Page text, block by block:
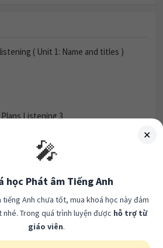
( Unit 1: Name and titles )
Listening 3
a skill that you would like to learn.
Hobbies and Pastime : Unit 2.
DÙNG SINCE, FOR, ALREADY, YET, JUST
VÀ BÀI TẬP CÓ ĐÁP ÁN.
✕
🎤
học Phát âm Tiếng Anh
tiếng Anh chưa tốt, mua khoá học này đảm
Trong quá trình luyện được hỗ trợ từ
giáo viên.